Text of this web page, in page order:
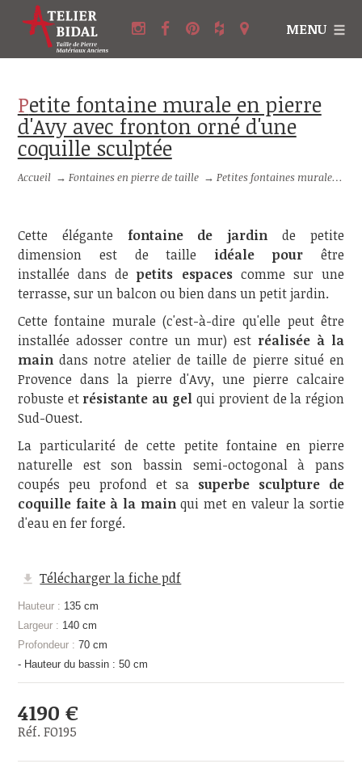
MENU
Petite fontaine murale en pierre
d'Avy avec fronton orné d'une
coquille sculptée
Accueil → Fontaines en pierre de taille →Petites fontaines murales en pierre
Cette élégante fontaine de jardin de petite
dimension est de taille idéale pour être
installée dans de petits espacescomme sur une
terrasse, sur un balcon ou bien dans un petit jardin.
Cette fontaine murale (c'est-à-dire qu'elle peut être
installée adosser contre un mur) est réalisée à la
maindans notre atelier de taille de pierre situé en
Provence dans la pierre d'Avy, une pierre calcaire
robuste et résistante au gel qui provient de la région
Sud-Ouest.
La particularité de cette petite fontaine en pierre
naturelle est son bassin semi-octogonal à pans
coupés peu profond et sa superbe sculpture de
coquille faite à la mainqui met en valeur la sortie
d'eau en fer forgé.
Télécharger la fiche pdf
Hauteur : 135 cm
Largeur : 140 cm
Profondeur : 70 cm
- Hauteur du bassin : 50 cm
4190 €
Réf. FO195